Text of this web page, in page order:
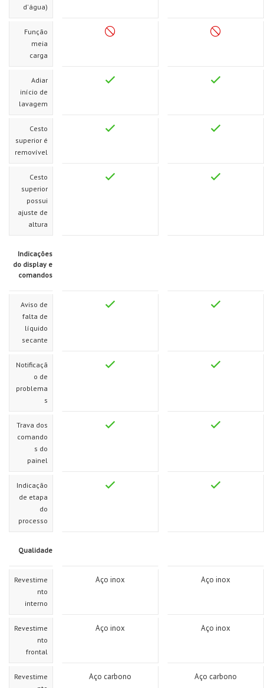
d'água)
Função
meia
carga
Adiar
início de
lavagem
Cesto
superior é
removível
Cesto
superior
possui
ajuste de
altura
Indicações
do display e
comandos
Aviso de
falta de
líquido
secante
Notificaçã
o de
problema
s
Trava dos
comando
s do
painel
Indicação
de etapa
do
processo
Qualidade
Revestime
nto
interno
Revestime
nto
frontal
Revestime
Aço inox
Aço inox
Aço carbono
Aço inox
Aço inox
Aço carbono